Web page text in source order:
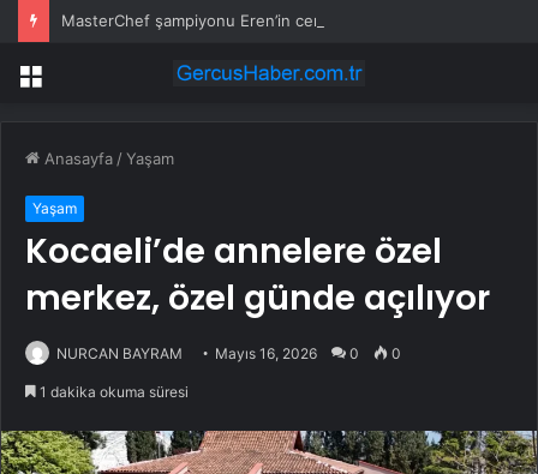
Menü
Anasayfa /Yaşam
Yaşam
Kocaeli’de annelere özel
merkez, özel günde açılıyor
NURCAN BAYRAM Mayıs 16, 2026 0 0
1 dakika okuma süresi